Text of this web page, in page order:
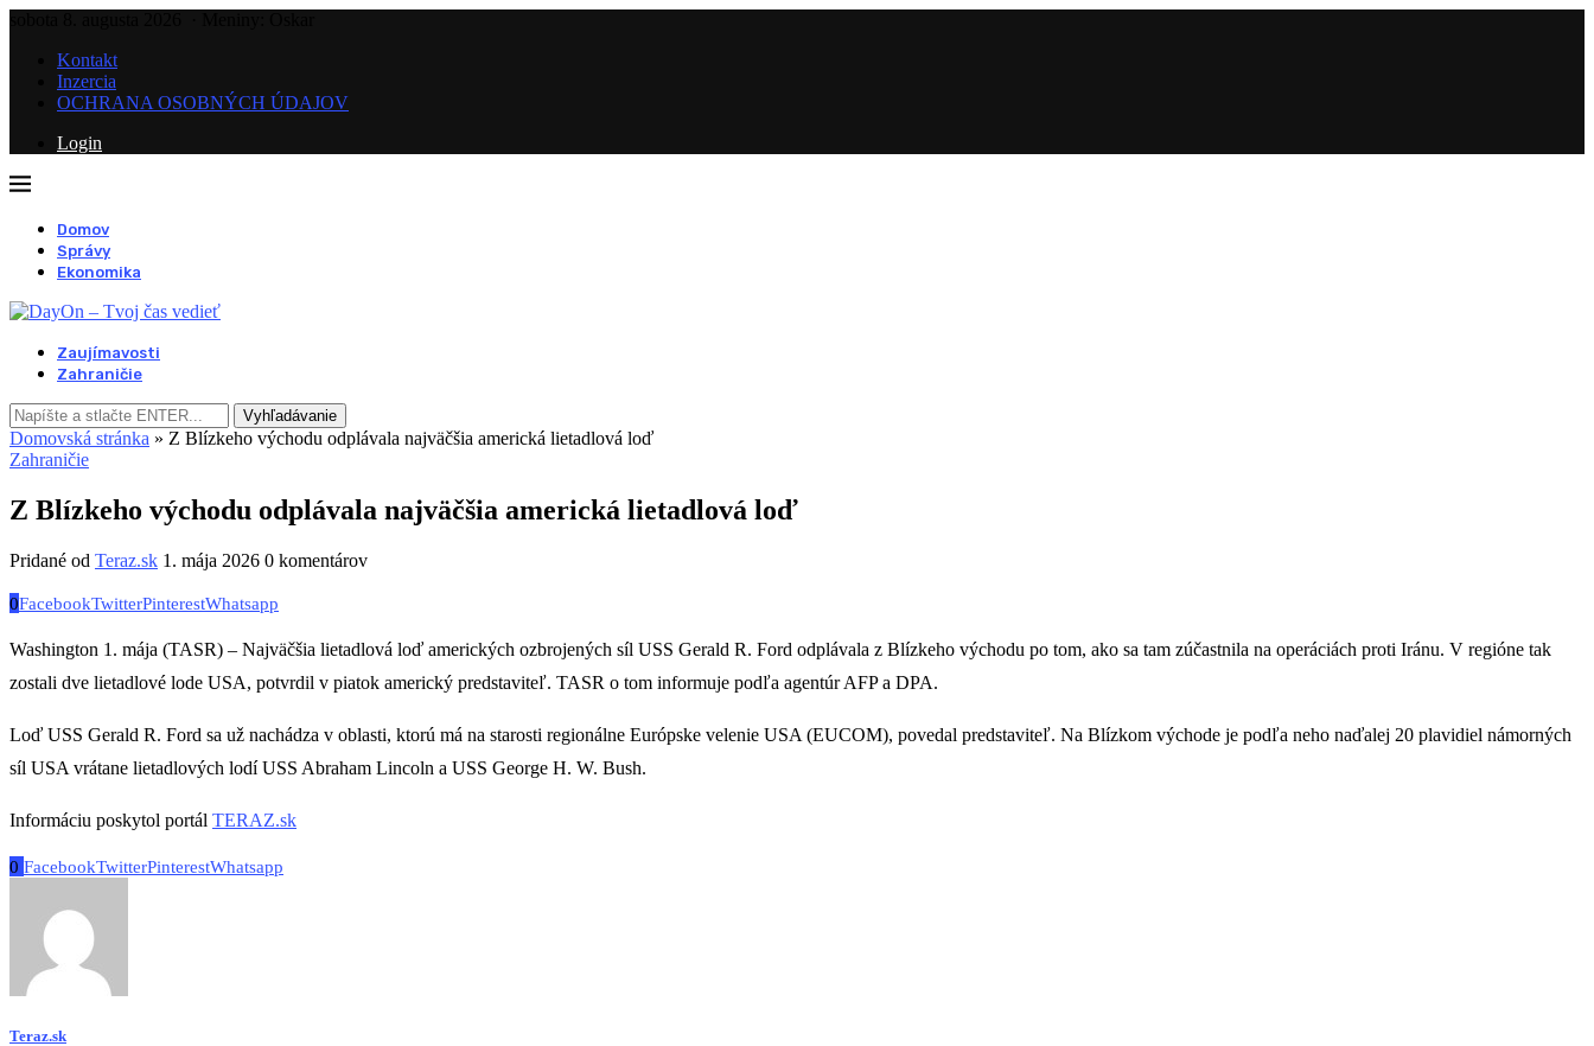
Kontakt
Inzercia
OCHRANA OSOBNÝCH ÚDAJOV
Login
Domov
Správy
Ekonomika
Zaujímavosti
Zahraničie
Vyhľadávanie
Domovská stránka » Z Blízkeho východu odplávala najväčšia americká lietadlová loď
Zahraničie
Z Blízkeho východu odplávala najväčšia americká lietadlová loď
Pridané od Teraz.sk 1. mája 2026 0 komentárov
0FacebookTwitterPinterestWhatsapp
Washington 1. mája (TASR) – Najväčšia lietadlová loď amerických ozbrojených síl USS Gerald R. Ford odplávala z Blízkeho východu po tom, ako sa tam zúčastnila na operáciách proti Iránu. V regióne tak
zostali dve lietadlové lode USA, potvrdil v piatok americký predstaviteľ. TASR o tom informuje podľa agentúr AFP a DPA.
Loď USS Gerald R. Ford sa už nachádza v oblasti, ktorú má na starosti regionálne Európske velenie USA (EUCOM), povedal predstaviteľ. Na Blízkom východe je podľa neho naďalej 20 plavidiel námorných
síl USA vrátane lietadlových lodí USS Abraham Lincoln a USS George H. W. Bush.
Informáciu poskytol portál TERAZ.sk
0 FacebookTwitterPinterestWhatsapp
Teraz.sk